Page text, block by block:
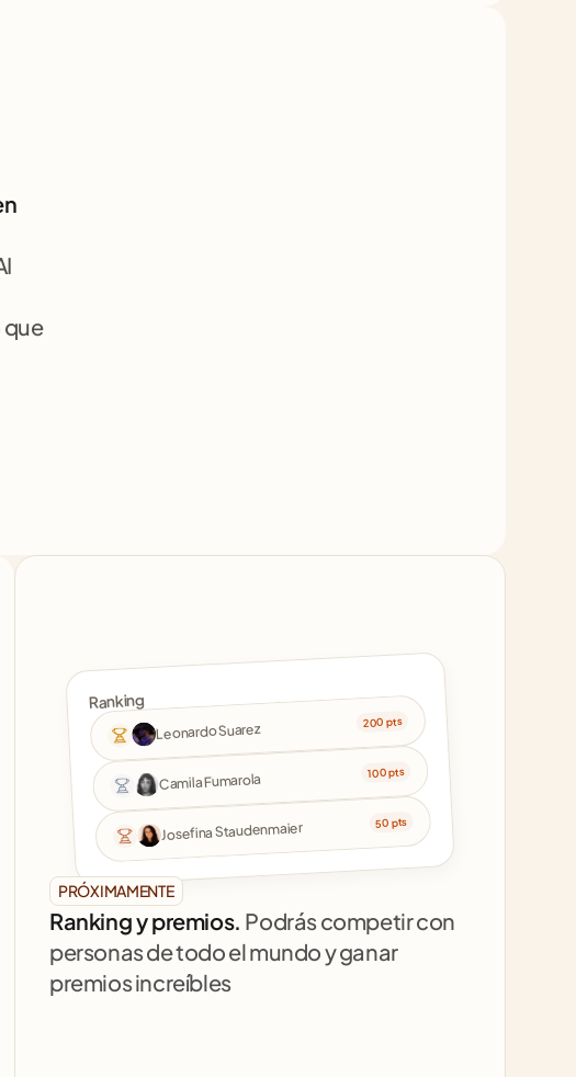
que
Ranking
Leonardo Suarez 200 pts
Camila Fumarola 100 pts
Josefina Staudenmaier 50 pts
PRÓXIMAMENTE
Ranking y premios. Podrás competir con
personas de todo el mundo y ganar
premios increíbles